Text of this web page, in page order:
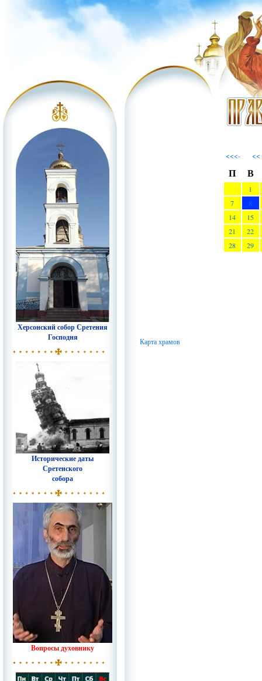
Херсонский собор Сретения
Господня
Исторические даты
Сретенского
собора
Вопросы духовнику
<<<- <<
П
В
1
7
8
14
15
21
22
28
29
Карта храмов